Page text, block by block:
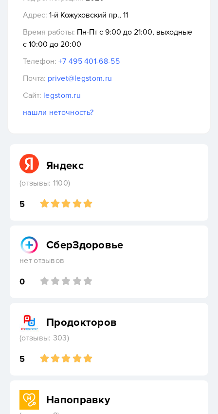
Адрес: 1-й Кожуховский пр., 11
Время работы: Пн-Пт с 9:00 до 21:00, выходные
с 10:00 до 20:00
Телефон: +7 495 401-68-55
Почта: privet@legstom.ru
Сайт: legstom.ru
нашли неточность?
Яндекс
(отзывы: 1100)
5
СберЗдоровье
нет отзывов
0
Продокторов
(отзывы: 303)
5
Напоправку